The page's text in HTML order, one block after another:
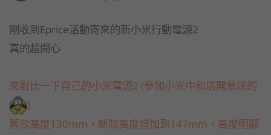
剛收到Eprice活動寄來的新小米行動電源2
真的超開心
來對比一下自己的小米電源2 (參加小米中和店開幕送的
)
舊款高度130mm，新款高度增加到147mm，高度明顯